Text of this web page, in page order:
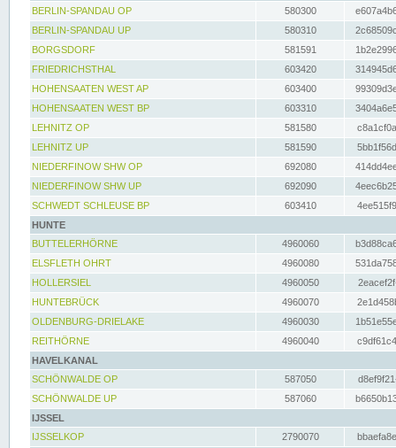
BERLIN-SPANDAU OP
580300
BERLIN-SPANDAU UP
580310
BORGSDORF
581591
FRIEDRICHSTHAL
603420
HOHENSAATEN WEST AP
603400
HOHENSAATEN WEST BP
603310
LEHNITZ OP
581580
LEHNITZ UP
581590
NIEDERFINOW SHW OP
692080
NIEDERFINOW SHW UP
692090
SCHWEDT SCHLEUSE BP
603410
HUNTE
BUTTELERHÖRNE
4960060
ELSFLETH OHRT
4960080
HOLLERSIEL
4960050
HUNTEBRÜCK
4960070
OLDENBURG-DRIELAKE
4960030
REITHÖRNE
4960040
HAVELKANAL
SCHÖNWALDE OP
587050
SCHÖNWALDE UP
587060
IJSSEL
IJSSELKOP
2790070